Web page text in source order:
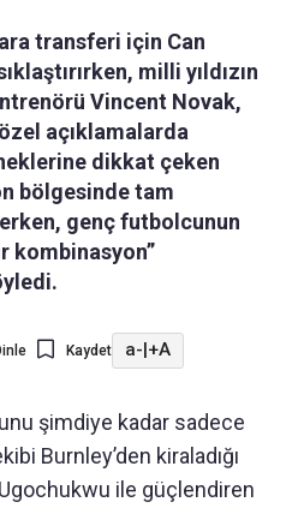
transferi için Can
milli yıldızın
Vincent Novak,
açıklamalarda
dikkat çeken
bölgesinde tam
genç futbolcunun
kombinasyon”
Kaydet a-|+A
şimdiye kadar sadece
Burnley’den kiraladığı
ile güçlendiren